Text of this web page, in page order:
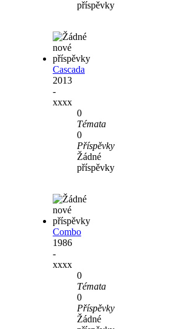
příspěvky
Cascada
2013
-
xxxx
0
Témata
0
Příspěvky
Žádné
příspěvky
Combo
1986
-
xxxx
0
Témata
0
Příspěvky
Žádné